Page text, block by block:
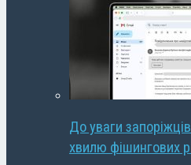
До уваги
хвилю фішингових